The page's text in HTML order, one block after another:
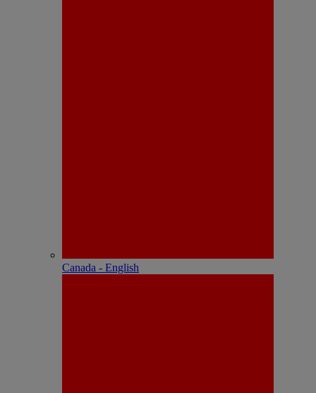
Canada - English